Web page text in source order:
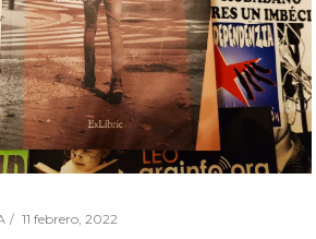
11 febrero, 2022